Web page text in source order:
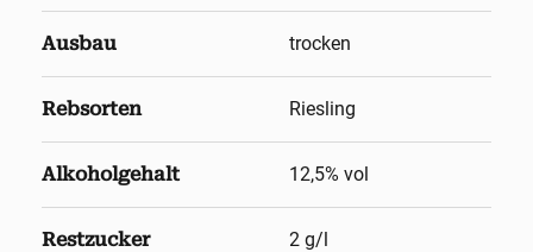
Ausbau trocken
Rebsorten Riesling
Alkoholgehalt 12,5% vol
Restzucker 2 g/l